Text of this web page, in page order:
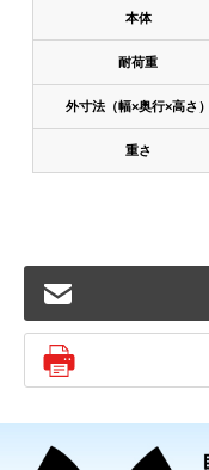
本体
耐荷重
外寸法（幅×奥行×高さ）
重さ